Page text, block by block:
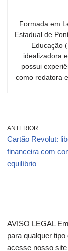
Formada em
Estadual de
Educação
idealizadora
possui
como redatora
ANTERIOR
Cartão Revolut:
financeira com
equilíbrio
AVISO LEGAL
para qualquer
acesse nosso